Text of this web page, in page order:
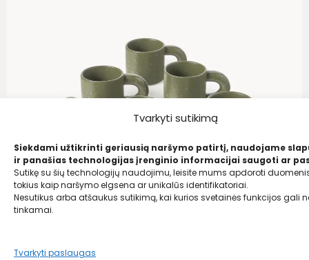
Tvarkyti sutikimą
Siekdami užtikrinti geriausią naršymo patirtį, naudojame
ir panašias technologijas įrenginio informacijai saugoti ar
Sutikę su šių technologijų naudojimu, leisite mums apdoroti
tokius kaip naršymo elgsena ar unikalūs identifikatoriai.
Nesutikus arba atšaukus sutikimą, kai kurios svetainės funkcijos gali
tinkamai.
Tvarkyti paslaugas